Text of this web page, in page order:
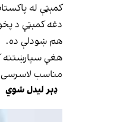
کمېټې له
دغه کمېټې د
هم ښودلې ده.
هغې سپارښتنه
مناسب
ډېر لیدل شوي